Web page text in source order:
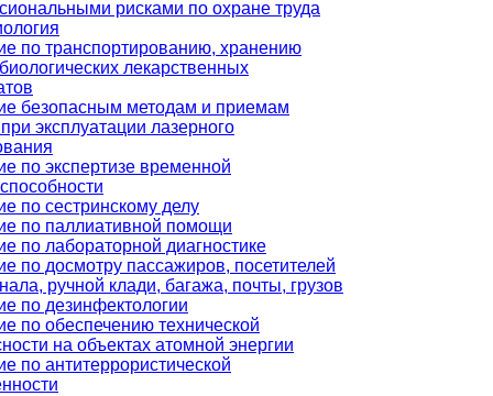
рисками по охране труда
по транспортированию, хранению
лекарственных
безопасным методам и приемам
эксплуатации лазерного
по экспертизе временной
по сестринскому делу
по паллиативной помощи
по лабораторной диагностике
по досмотру пассажиров, посетителей
ручной клади, багажа, почты, грузов
по дезинфектологии
по обеспечению технической
на объектах атомной энергии
по антитеррористической